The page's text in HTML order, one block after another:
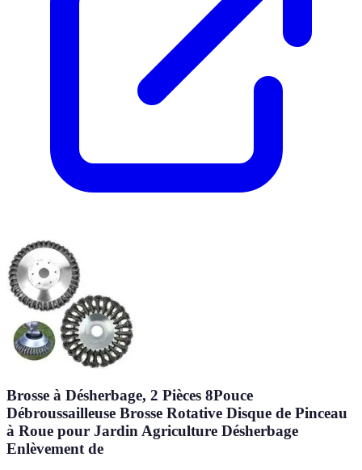
Brosse à Désherbage, 2 Pièces 8Pouce
Débroussailleuse Brosse Rotative Disque de Pinceau
à Roue pour Jardin Agriculture Désherbage
Enlèvement de